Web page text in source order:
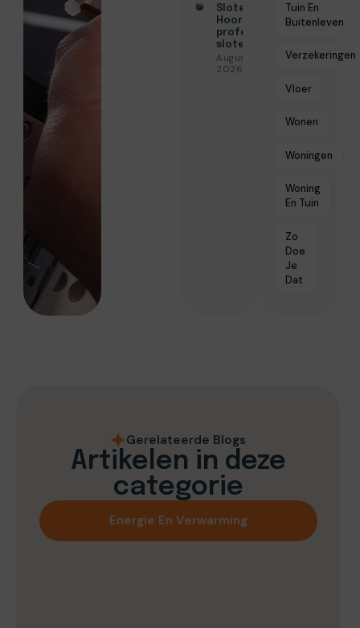
Slotenmaker
Hoorn voor
professionele
slotenservice
Augustus 3,
2026
Tuin En
Buitenleven
Verzekeringen
Vloer
Wonen
Woningen
Woning
En Tuin
Zo
Doe
Je
Dat
Gerelateerde Blogs
Artikelen in deze
categorie
Energie En Verwarming